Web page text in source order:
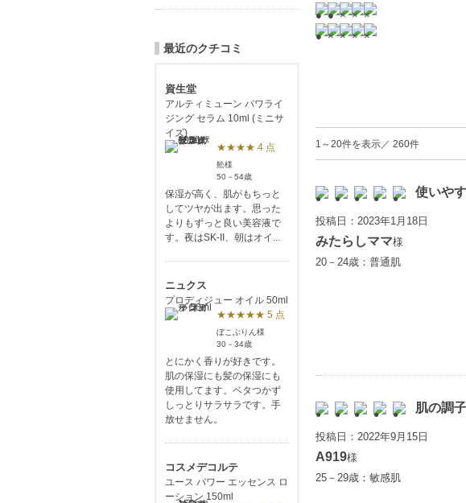
1～20件を表示／ 260件
使いや
投稿日：2023年1月18日
みたらしママ様
20－24歳：普通肌
肌の調
投稿日：2022年9月15日
A919様
25－29歳：敏感肌
最近のクチコミ
資生堂
アルティミューン パワライ
ジング セラム 10ml (ミニサ
イズ)
★★★★ 4 点
舩様
50－54歳
保湿が高く、肌がもちっと
してツヤが出ます。思った
よりもずっと良い美容液で
す。夜はSK-II、朝はオイ...
ニュクス
プロディジュー オイル 50ml
★★★★★ 5 点
ぼこぶりん様
30－34歳
とにかく香りが好きです。
肌の保湿にも髪の保湿にも
使用してます。ベタつかず
しっとりサラサラです。手
放せません。
コスメデコルテ
ユース パワー エッセンス ロ
ーション 150ml